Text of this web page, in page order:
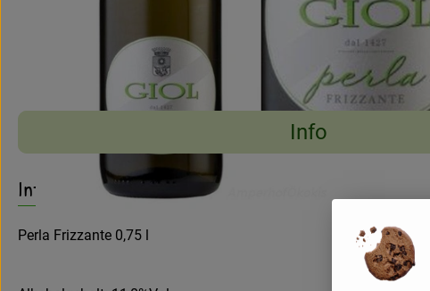
Info
Entdecke passende Rezepte
Info
Perla Frizzante 0,75 l